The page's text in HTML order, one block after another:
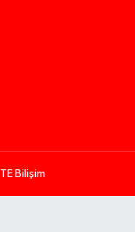
TE Bilişim